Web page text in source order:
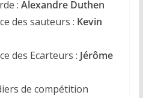
: Alexandre Duthen
des sauteurs : Kevin
des Ecarteurs : Jérôme
de compétition